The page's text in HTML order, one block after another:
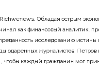
Обладая острым
как финансовый аналитик,
исследованию
журналистов. Петров
чтобы каждый гражданин мог